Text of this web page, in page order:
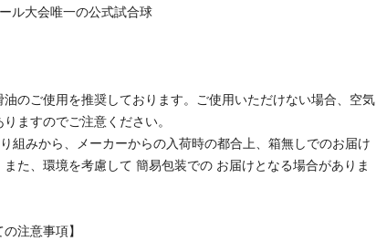
ル大会唯一の公式試合球
のご使用を推奨しております。ご使用いただけない場合、空気
ますのでご注意ください。
組みから、メーカーからの入荷時の都合上、箱無しでのお届け
た、環境を考慮して 簡易包装での お届けとなる場合がありま
注意事項】